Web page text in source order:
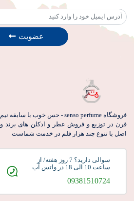
عضویت
فروشگاه senso perfume - حس خوب با سابقه نیم
قرن در توزیع و فروش عطر و ادکلن های برند و
اصل با تنوع چند هزار قلم در خدمت شماست
سوالی دارید؟ 7 روز هفته/ از
ساعت 10 الی 18 در واتس آپ
09381510724